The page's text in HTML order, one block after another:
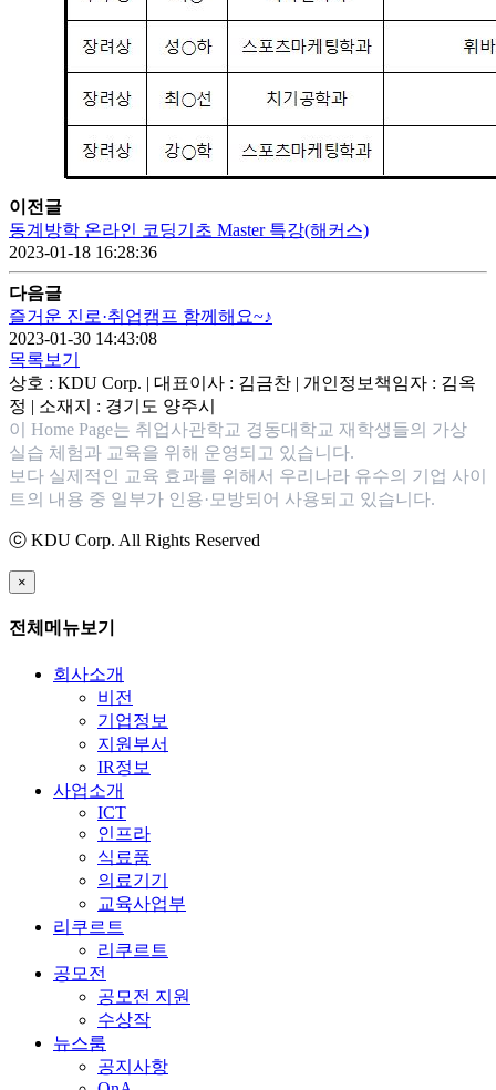
이전글
동계방학 온라인 코딩기초 Master 특강(해커스)
2023-01-18 16:28:36
다음글
즐거운 진로·취업캠프 함께해요~♪
2023-01-30 14:43:08
목록보기
상호 : KDU Corp. | 대표이사 : 김금찬 | 개인정보책임자 : 김옥
정 | 소재지 : 경기도 양주시
이 Home Page는 취업사관학교 경동대학교 재학생들의 가상
실습 체험과 교육을 위해 운영되고 있습니다.
보다 실제적인 교육 효과를 위해서 우리나라 유수의 기업 사이
트의 내용 중 일부가 인용·모방되어 사용되고 있습니다.
ⓒ KDU Corp. All Rights Reserved
×
전체메뉴보기
회사소개
비전
기업정보
지원부서
IR정보
사업소개
ICT
인프라
식료품
의료기기
교육사업부
리쿠르트
리쿠르트
공모전
공모전 지원
수상작
뉴스룸
공지사항